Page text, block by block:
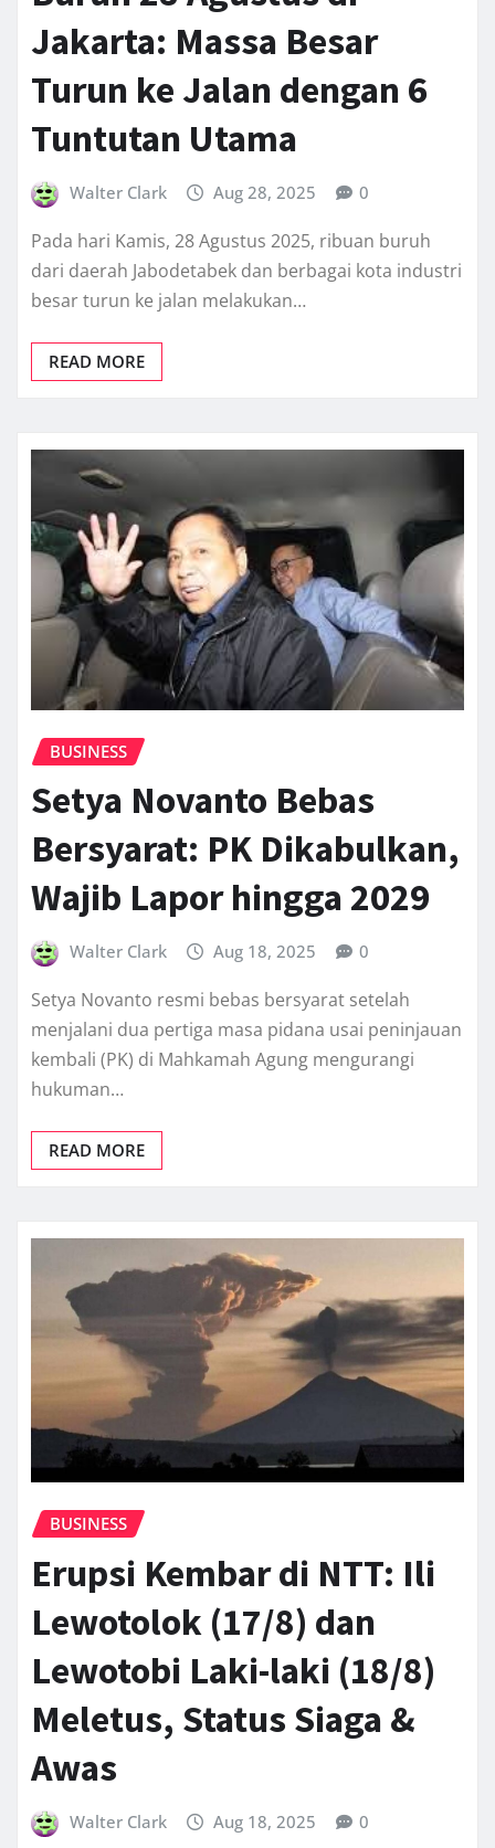
Jakarta: Massa Besar
Turun ke Jalan dengan 6
Tuntutan Utama
Walter Clark Aug 28, 2025 0
Pada hari Kamis, 28 Agustus 2025, ribuan buruh
dari daerah Jabodetabek dan berbagai kota industri
besar turun ke jalan melakukan…
READ MORE
BUSINESS
Setya Novanto Bebas
Bersyarat: PK Dikabulkan,
Wajib Lapor hingga 2029
Walter Clark Aug 18, 2025 0
Setya Novanto resmi bebas bersyarat setelah
menjalani dua pertiga masa pidana usai peninjauan
kembali (PK) di Mahkamah Agung mengurangi
hukuman…
READ MORE
BUSINESS
Erupsi Kembar di NTT: Ili
Lewotolok (17/8) dan
Lewotobi Laki-laki (18/8)
Meletus, Status Siaga &
Awas
Walter Clark Aug 18, 2025 0